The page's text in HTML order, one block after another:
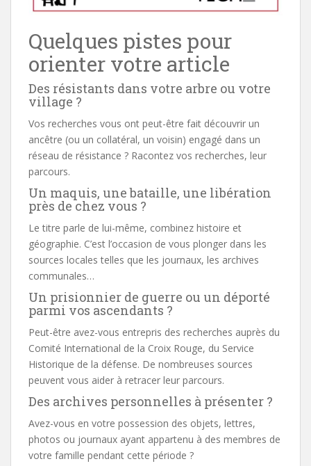
Quelques pistes pour
orienter votre article
Des résistants dans votre arbre ou votre
village ?
Vos recherches vous ont peut-être fait découvrir un
ancêtre (ou un collatéral, un voisin) engagé dans un
réseau de résistance ? Racontez vos recherches, leur
parcours.
Un maquis, une bataille, une libération
près de chez vous ?
Le titre parle de lui-même, combinez histoire et
géographie. C’est l’occasion de vous plonger dans les
sources locales telles que les journaux, les archives
communales…
Un prisionnier de guerre ou un déporté
parmi vos ascendants ?
Peut-être avez-vous entrepris des recherches auprès du
Comité International de la Croix Rouge, du Service
Historique de la défense. De nombreuses sources
peuvent vous aider à retracer leur parcours.
Des archives personnelles à présenter ?
Avez-vous en votre possession des objets, lettres,
photos ou journaux ayant appartenu à des membres de
votre famille pendant cette période ?